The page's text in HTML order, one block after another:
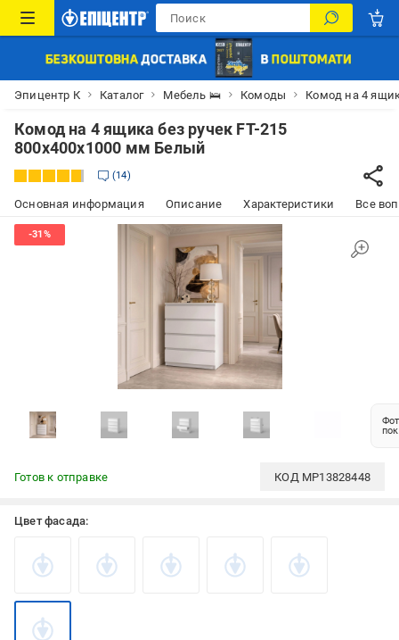
Эпицентр К Каталог Мебель 🛌 Комоды Комод на 4
Комод на 4 ящика без ручек FT-215
800х400х1000 мм Белый
14
Основная информация Описание Характеристики Все
Готов к отправке КОД MP13828448
Цвет фасада: